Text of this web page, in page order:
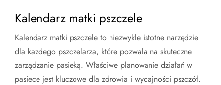
Kalendarz matki pszczele
Kalendarz matki pszczele to niezwykle istotne narzędzie
dla każdego pszczelarza, które pozwala na skuteczne
zarządzanie pasieką. Właściwe planowanie działań w
pasiece jest kluczowe dla zdrowia i wydajności pszczół.